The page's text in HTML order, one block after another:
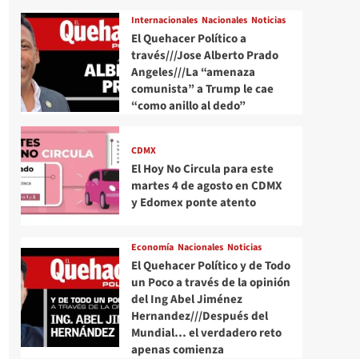
Internacionales Nacionales Noticias
El Quehacer Político a
través///Jose Alberto Prado
Angeles///La “amenaza
comunista” a Trump le cae
“como anillo al dedo”
CDMX
El Hoy No Circula para este
martes 4 de agosto en CDMX
y Edomex ponte atento
Economía Nacionales Noticias
El Quehacer Político y de Todo
un Poco a través de la opinión
del Ing Abel Jiménez
Hernandez///Después del
Mundial… el verdadero reto
apenas comienza